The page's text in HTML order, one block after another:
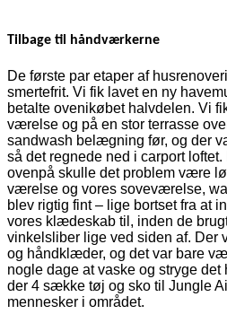
Tilbage til håndværkerne
De første par etaper af
smertefrit. Vi fik lavet en ny
betalte ovenikøbet halvdelen. Vi
værelse og på en stor terrasse
sandwash belægning før, og der
så det regnede ned i carport
ovenpå skulle det problem være
værelse og vores soveværelse,
blev rigtig fint – lige bortset fra at
vores klædeskab til, inden de
vinkelsliber lige ved siden af. Der
og håndklæder, og det var bare
nogle dage at vaske og stryge
der 4 sække tøj og sko til Jungle
mennesker i området.